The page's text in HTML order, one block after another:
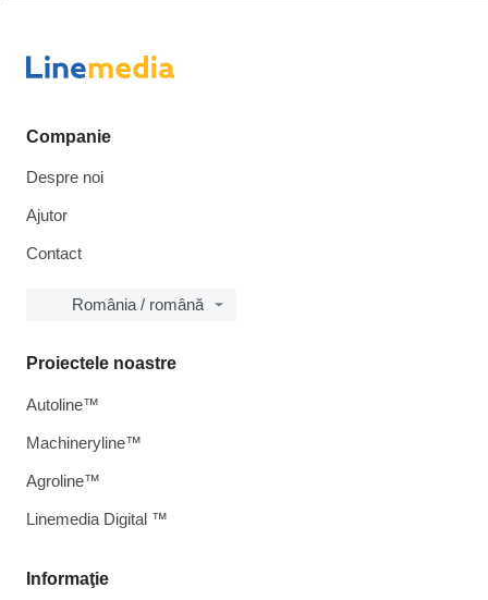
Companie
Despre noi
Ajutor
Contact
România / română
Informaţie
Proiectele noastre
Autoline™
Machineryline™
Agroline™
Linemedia Digital ™